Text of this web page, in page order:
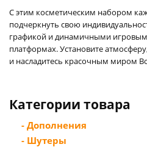
С этим косметическим набором
подчеркнуть свою
графикой и динамичными
платформах. Установите
и насладитесь красочным миром
Категории товара
- Дополнения
- Шутеры